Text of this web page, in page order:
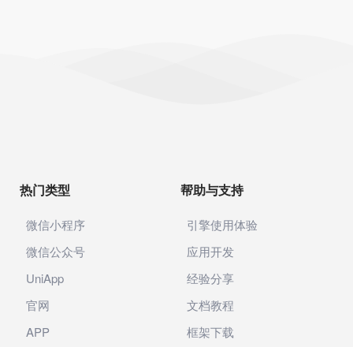
热门类型
微信小程序
微信公众号
UniApp
官网
APP
帮助与支持
引擎使用体验
应用开发
经验分享
文档教程
框架下载